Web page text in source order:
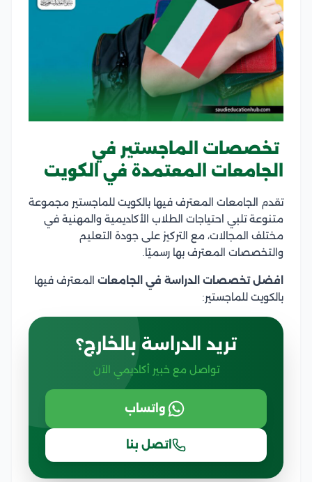
تخصصات الماجستير في
الجامعات المعتمدة في الكويت
تقدم الجامعات المعترف فيها بالكويت للماجستير مجموعة
متنوعة تلبي احتياجات الطلاب الأكاديمية والمهنية في
مختلف المجالات، مع التركيز على جودة التعليم
والتخصصات المعترف بها رسميًا.
افضل تخصصات الدراسة في الجامعات المعترف فيها
بالكويت للماجستير:
تريد الدراسة بالخارج؟
تواصل مع خبير أكاديمي الآن
واتساب
اتصل بنا